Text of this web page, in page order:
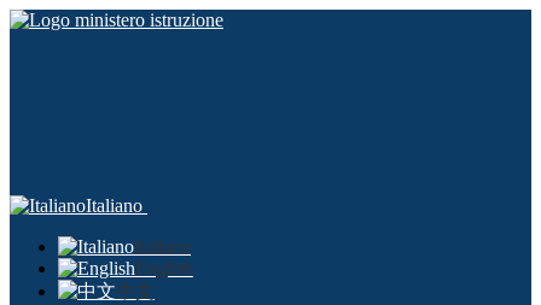
Italiano
Italiano
English
中文